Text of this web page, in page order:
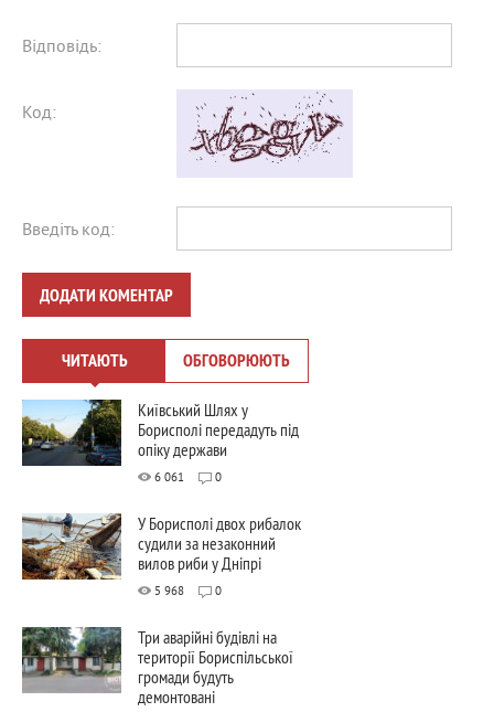
Відповідь:
Код:
Введіть код:
ДОДАТИ КОМЕНТАР
ЧИТАЮТЬ ОБГОВОРЮЮТЬ
Київський Шлях у
Борисполі передадуть під
опіку держави
6 061 0
У Борисполі двох рибалок
судили за незаконний
вилов риби у Дніпрі
5 968 0
Три аварійні будівлі на
території Бориспільської
громади будуть
демонтовані